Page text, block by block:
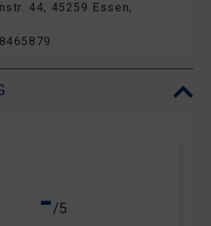
44, 45259 Essen,
-/5